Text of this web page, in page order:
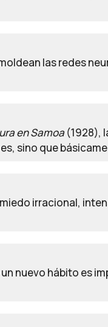
las redes
en Samoa(1928),
sino que
irracional,
nuevo hábito es